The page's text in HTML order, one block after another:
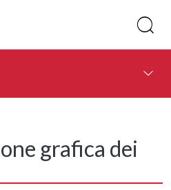
grafica dei